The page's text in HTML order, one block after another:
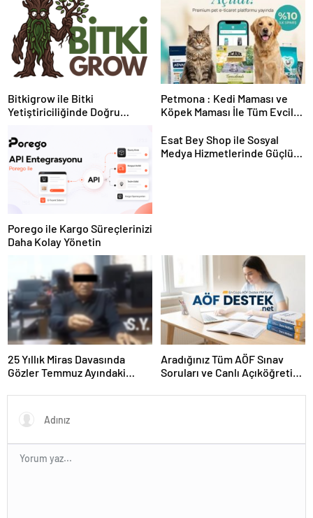
Bitkigrow ile Bitki
Yetiştiriciliğinde Doğru
Petmona : Kedi Maması ve
Köpek Maması İle Tüm Evcil
Porego ile Kargo Süreçlerinizi
Daha Kolay Yönetin
Esat Bey Shop ile Sosyal
Medya Hizmetlerinde Güçlü
25 Yıllık Miras Davasında
Gözler Temmuz Ayındaki
Aradığınız Tüm AÖF Sınav
Soruları ve Canlı Açıköğretim